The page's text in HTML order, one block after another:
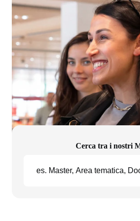
Cerca tra i nostri